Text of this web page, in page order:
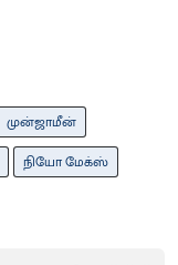
முன்ஜாமீன்
நியோ மேக்ஸ்